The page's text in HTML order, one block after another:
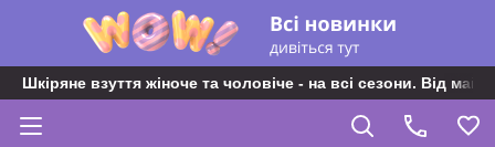
Шкіряне взуття жіноче та чоловіче - на всі сезони. Від